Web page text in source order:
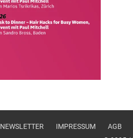
NEWSLETTER IMPRESSUM AGB